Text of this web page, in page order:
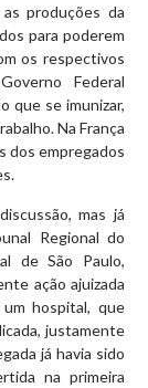
produções da
para poderem
os respectivos
Federal
que se imunizar,
Na França
dos empregados
mas já
Regional do
de São Paulo,
ação ajuizada
hospital, que
justamente
já havia sido
na primeira